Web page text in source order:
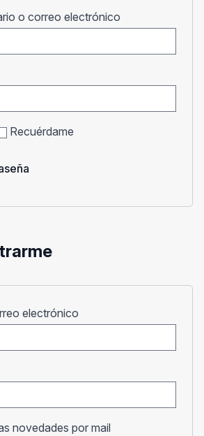
o correo electrónico
Recuérdame
electrónico
novedades por mail